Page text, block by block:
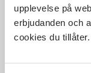
upplevelse på
erbjudanden och
cookies du tillåter.
Broderi,